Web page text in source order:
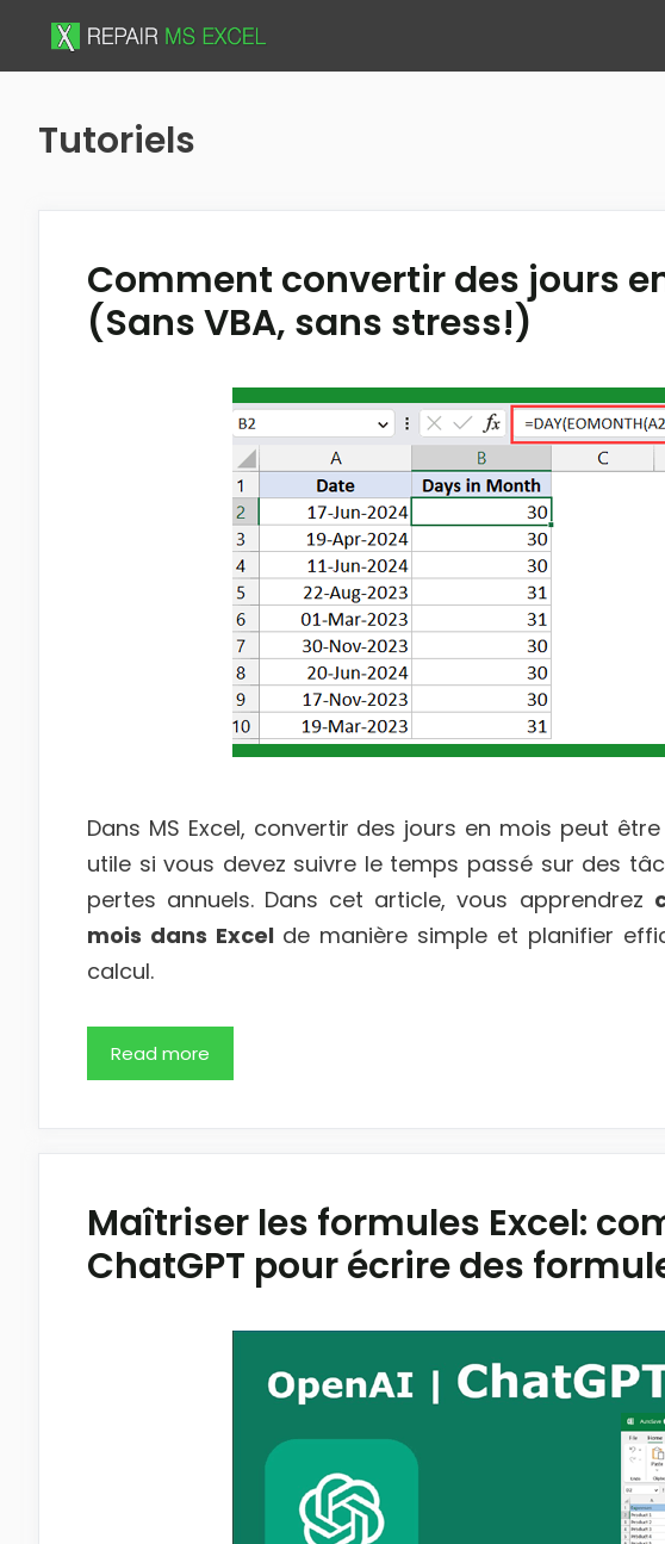
Tutoriels
Comment convertir des jours
(Sans VBA, sans stress!)
Dans MS Excel, convertir des jours en mois peut
utile si vous devez suivre le temps passé sur des
pertes annuels. Dans cet article, vous apprendrez
mois dans Excel de manière simple et planifier
calcul.
Read more
Maîtriser les formules Excel:
ChatGPT pour écrire des